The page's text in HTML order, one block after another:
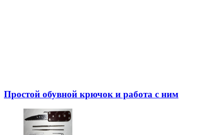
Простой обувной крючок и работа с ним